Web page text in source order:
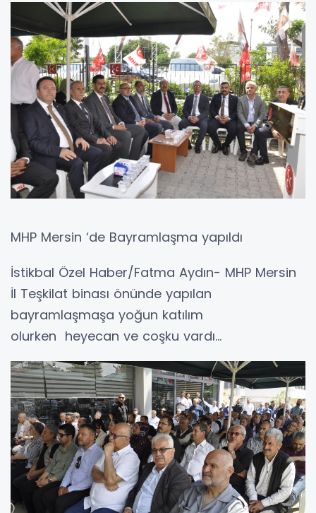
MHP Mersin ‘de Bayramlaşma yapıldı
İstikbal Özel Haber/Fatma Aydın- MHP Mersin
İl Teşkilat binası önünde yapılan
bayramlaşmaşa yoğun katılım
olurken heyecan ve coşku vardı...